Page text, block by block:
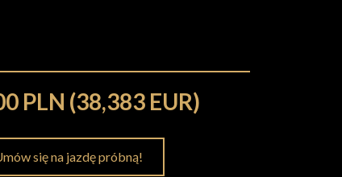
PLN (38,383 EUR)
się na jazdę próbną!